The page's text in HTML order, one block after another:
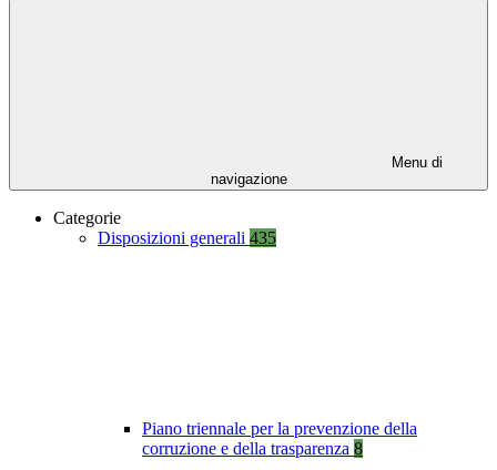
Menu di
navigazione
Categorie
Disposizioni generali 435
Piano triennale per la prevenzione della
corruzione e della trasparenza 8